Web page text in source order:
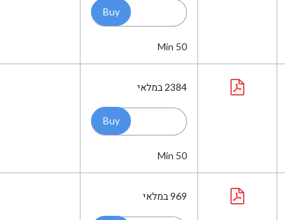
Min 50
2384 במלאי
Min 50
969 במלאי